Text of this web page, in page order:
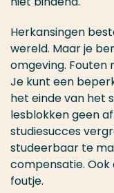
Herkansingen
wereld. Maar je
omgeving. Fouten
Je kunt een
het einde van het
lesblokken geen
studiesucces
studeerbaar te
compensatie.
foutje.